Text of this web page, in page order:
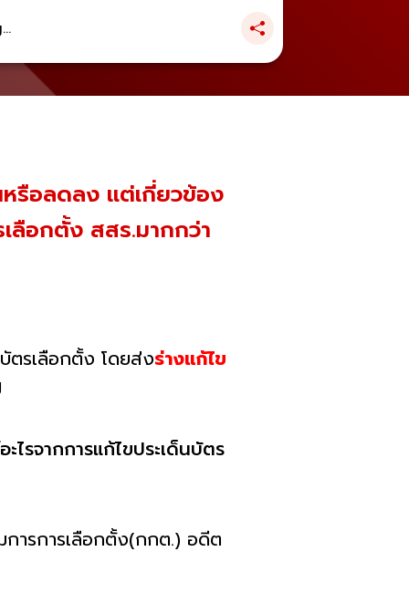
รือลดลง​ แต่เกี่ยวข้อง
ลือกตั้ง สสร.มากกว่า
ตรเลือกตั้ง โดยส่งร่างแก้ไข
รจากการแก้ไขประเด็นบัตร
รการเลือกตั้ง​(กกต.)​ อดีต